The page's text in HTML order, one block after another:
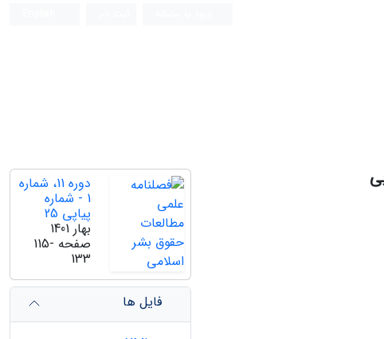
دوره 11، شماره
1 - شماره
پیاپی 25
بهار 1401
صفحه 115-
133
فایل ها